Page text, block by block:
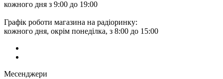
кожного дня з 9:00 до 19:00
Графік роботи магазина на радіоринку:
кожного дня, окрім понеділка, з 8:00 до 15:00
Месенджери